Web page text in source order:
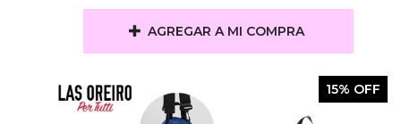
AGREGAR A MI COMPRA
15% OFF